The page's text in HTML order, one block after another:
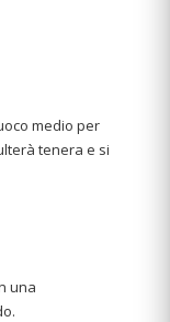
medio per
tenera e si
una